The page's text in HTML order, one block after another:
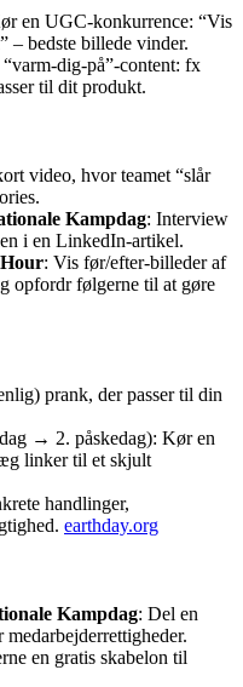
en UGC-konkurrence: “Vis
– bedste billede vinder.
dig-på”-content: fx
til dit produkt.
video, hvor teamet “slår
Kampdag: Interview
i en LinkedIn-artikel.
: Vis før/efter-billeder af
opfordr følgerne til at gøre
prank, der passer til din
→ 2. påskedag): Kør en
linker til et skjult
handlinger,
earthday.org
Kampdag: Del en
en gratis skabelon til